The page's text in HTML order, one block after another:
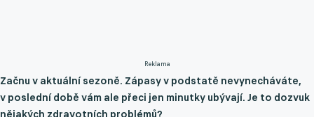
Reklama
Začnu v aktuální sezoně. Zápasy v podstatě nevynecháváte,
v poslední době vám ale přeci jen minutky ubývají. Je to dozvuk
nějakých zdravotních problémů?